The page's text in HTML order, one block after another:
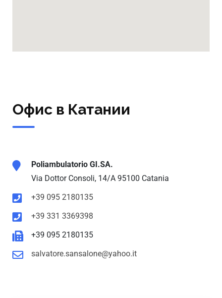
Офис в Катании
Poliambulatorio GI.SA.
Via Dottor Consoli, 14/A 95100 Catania
+39 095 2180135
+39 331 3369398
+39 095 2180135
salvatore.sansalone@yahoo.it